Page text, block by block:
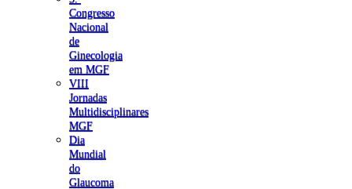
Congresso
Nacional
de
Ginecologia
em MGF
VIII
Jornadas
Multidisciplinares
MGF
Dia
Mundial
do
Glaucoma